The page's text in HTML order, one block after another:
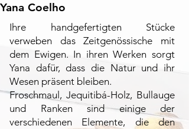
Yana Coelho
Ihre handgefertigten Stücke
verweben das Zeitgenössische mit
dem Ewigen. In ihren Werken sorgt
Yana dafür, dass die Natur und ihr
Wesen präsent bleiben.
Froschmaul, Jequitibá-Holz, Bullauge
und Ranken sind einige der
verschiedenen Elemente, die den